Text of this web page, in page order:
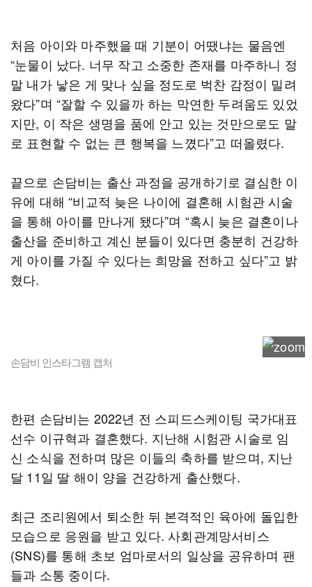
처음 아이와 마주했을 때 기분이 어땠냐는 물음엔
“눈물이 났다. 너무 작고 소중한 존재를 마주하니 정
말 내가 낳은 게 맞나 싶을 정도로 벅찬 감정이 밀려
왔다”며 “잘할 수 있을까 하는 막연한 두려움도 있었
지만, 이 작은 생명을 품에 안고 있는 것만으로도 말
로 표현할 수 없는 큰 행복을 느꼈다”고 떠올렸다.
끝으로 손담비는 출산 과정을 공개하기로 결심한 이
유에 대해 “비교적 늦은 나이에 결혼해 시험관 시술
을 통해 아이를 만나게 됐다”며 “혹시 늦은 결혼이나
출산을 준비하고 계신 분들이 있다면 충분히 건강하
게 아이를 가질 수 있다는 희망을 전하고 싶다”고 밝
혔다.
손담비 인스타그램 캡처
한편 손담비는 2022년 전 스피드스케이팅 국가대표
선수 이규혁과 결혼했다. 지난해 시험관 시술로 임
신 소식을 전하며 많은 이들의 축하를 받으며, 지난
달 11일 딸 해이 양을 건강하게 출산했다.
최근 조리원에서 퇴소한 뒤 본격적인 육아에 돌입한
모습으로 응원을 받고 있다. 사회관계망서비스
(SNS)를 통해 초보 엄마로서의 일상을 공유하며 팬
들과 소통 중이다.